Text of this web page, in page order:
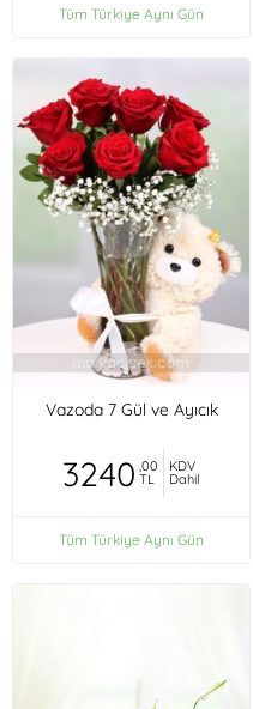
Tüm Türkiye Aynı Gün
Vazoda 7 Gül ve Ayıcık
3240 ,00
TL
KDV
Dahil
Tüm Türkiye Aynı Gün